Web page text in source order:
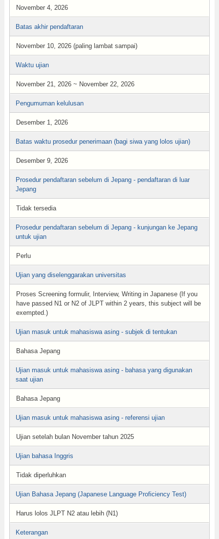
November 4, 2026
Batas akhir pendaftaran
November 10, 2026 (paling lambat sampai)
Waktu ujian
November 21, 2026 ~ November 22, 2026
Pengumuman kelulusan
Desember 1, 2026
Batas waktu prosedur penerimaan (bagi siwa yang lolos ujian)
Desember 9, 2026
Prosedur pendaftaran sebelum di Jepang - pendaftaran di luar
Jepang
Tidak tersedia
Prosedur pendaftaran sebelum di Jepang - kunjungan ke Jepang
untuk ujian
Perlu
Ujian yang diselenggarakan universitas
Proses Screening formulir, Interview, Writing in Japanese (If you
have passed N1 or N2 of JLPT within 2 years, this subject will be
exempted.)
Ujian masuk untuk mahasiswa asing - subjek di tentukan
Bahasa Jepang
Ujian masuk untuk mahasiswa asing - bahasa yang digunakan
saat ujian
Bahasa Jepang
Ujian masuk untuk mahasiswa asing - referensi ujian
Ujian setelah bulan November tahun 2025
Ujian bahasa Inggris
Tidak diperluhkan
Ujian Bahasa Jepang (Japanese Language Proficiency Test)
Harus lolos JLPT N2 atau lebih (N1)
Keterangan